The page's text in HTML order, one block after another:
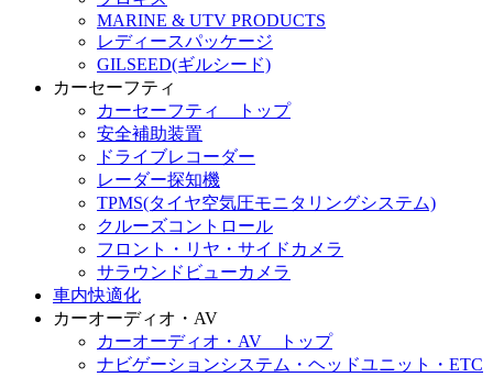
MARINE & UTV PRODUCTS
レディースパッケージ
GILSEED(ギルシード)
カーセーフティ
カーセーフティ トップ
安全補助装置
ドライブレコーダー
レーダー探知機
TPMS(タイヤ空気圧モニタリングシステム)
クルーズコントロール
フロント・リヤ・サイドカメラ
サラウンドビューカメラ
車内快適化
カーオーディオ・AV
カーオーディオ・AV トップ
ナビゲーションシステム・ヘッドユニット・ETC